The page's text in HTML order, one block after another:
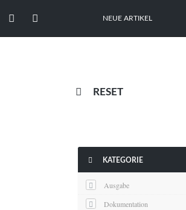
  NEUE ARTIKEL
 RESET
 KATEGORIE
Ausgabe
Dokumentation